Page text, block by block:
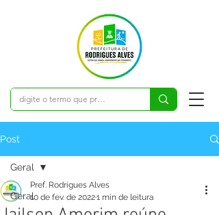
Post
Geral
Geral
Pref. Rodrigues Alves
10 de fev. de 20221 min de leitura